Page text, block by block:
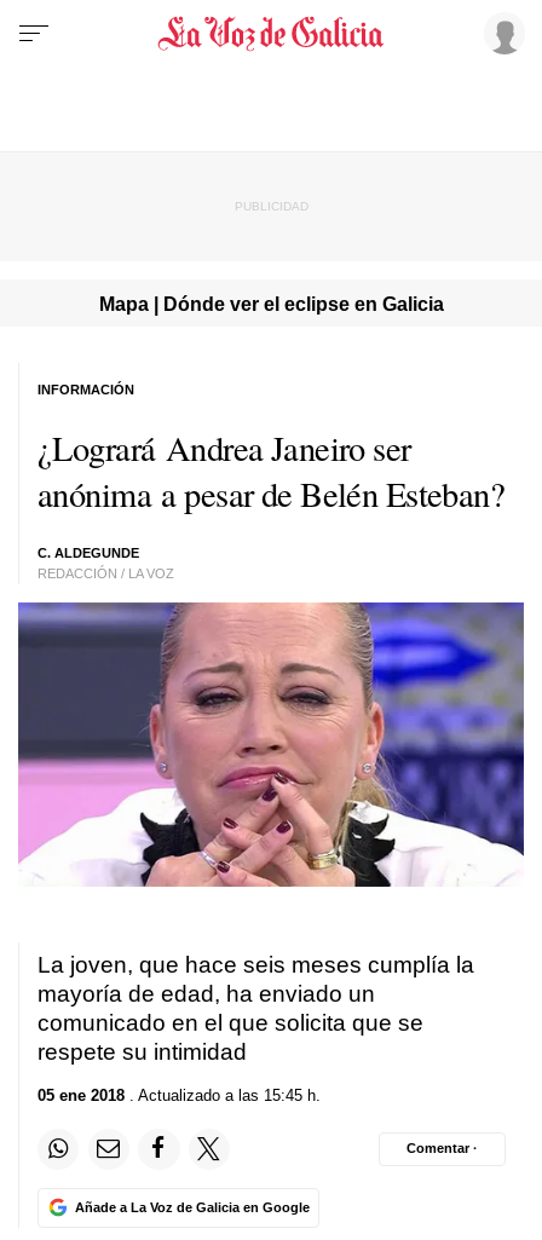
Mapa | Dónde ver el eclipse en Galicia
¿Logrará Andrea Janeiro ser
anónima a pesar de Belén Esteban?
C. ALDEGUNDE
REDACCIÓN / LA VOZ
INFORMACIÓN
La joven, que hace seis meses cumplía la
mayoría de edad, ha enviado un
comunicado en el que solicita que se
respete su intimidad
05 ene 2018 . Actualizado a las 15:45 h.
Añade a La Voz de Galicia en Google
Comentar ·